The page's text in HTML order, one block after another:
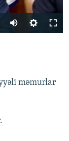
məmurlar